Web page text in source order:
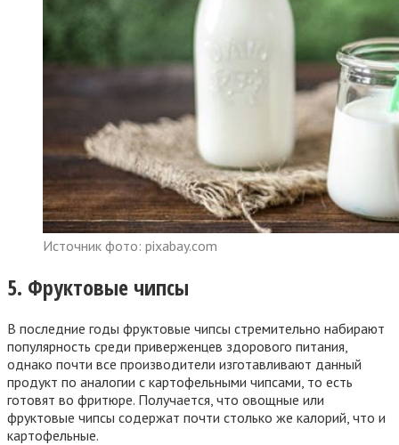
Источник фото: pixabay.com
5. Фруктовые чипсы
В последние годы фруктовые чипсы стремительно набирают
популярность среди приверженцев здорового питания,
однако почти все производители изготавливают данный
продукт по аналогии с картофельными чипсами, то есть
готовят во фритюре. Получается, что овощные или
фруктовые чипсы содержат почти столько же калорий, что и
картофельные.